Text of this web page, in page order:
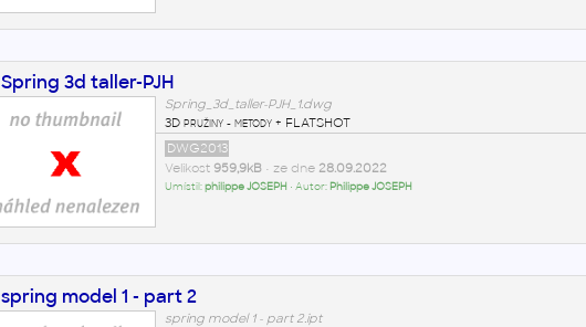
Spring 3d taller-PJH
Spring_3d_taller-PJH_1.dwg
3D pružiny - metody + FLATSHOT
DWG2013
Velikost 959,9kB• ze dne 28.09.2022
Umístil:philippe JOSEPH • Autor: Philippe JOSEPH
spring model 1 - part 2
spring model 1 - part 2.ipt